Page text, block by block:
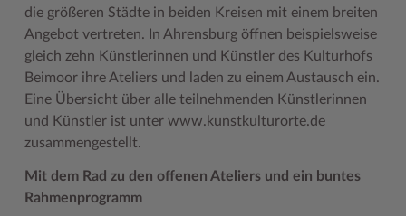
die größeren Städte in beiden Kreisen mit einem breiten
Angebot vertreten. In Ahrensburg öffnen beispielsweise
gleich zehn Künstlerinnen und Künstler des Kulturhofs
Beimoor ihre Ateliers und laden zu einem Austausch ein.
Eine Übersicht über alle teilnehmenden Künstlerinnen
und Künstler ist unter www.kunstkulturorte.de
zusammengestellt.
Mit dem Rad zu den offenen Ateliers und ein buntes
Rahmenprogramm